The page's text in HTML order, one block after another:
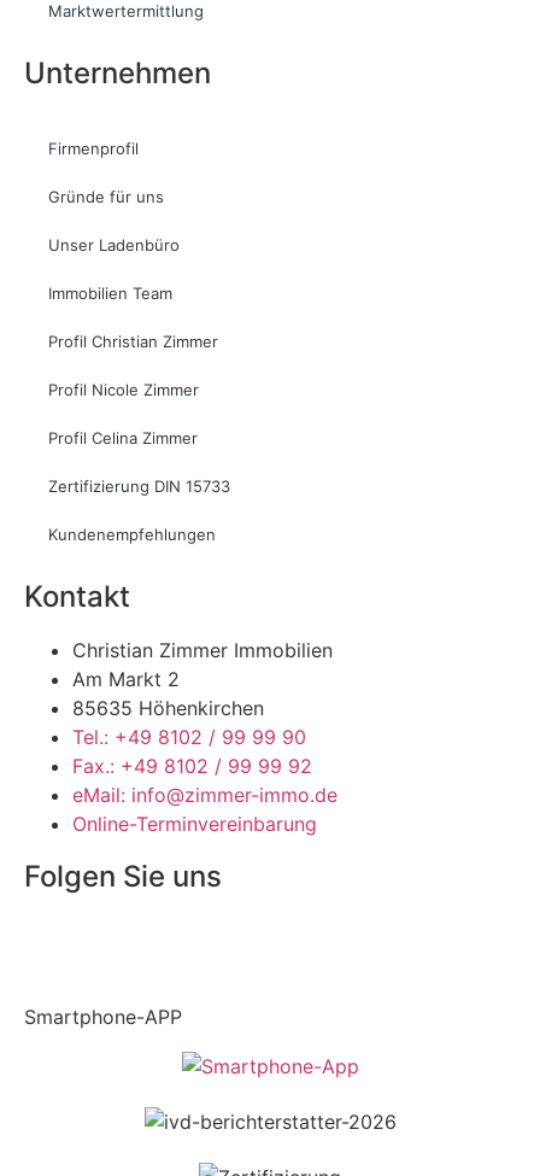
Marktwertermittlung
Unternehmen
Firmenprofil
Gründe für uns
Unser Ladenbüro
Immobilien Team
Profil Christian Zimmer
Profil Nicole Zimmer
Profil Celina Zimmer
Zertifizierung DIN 15733
Kundenempfehlungen
Kontakt
Christian Zimmer Immobilien
Am Markt 2
85635 Höhenkirchen
Tel.: +49 8102 / 99 99 90
Fax.: +49 8102 / 99 99 92
eMail: info@zimmer-immo.de
Online-Terminvereinbarung
Folgen Sie uns
Smartphone-APP